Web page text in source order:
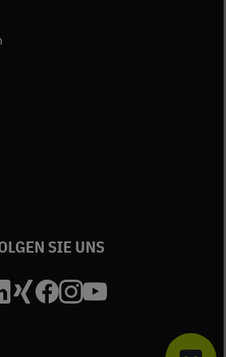
Tab)
SIE UNS
Die Unfallkasse
Die Unfallkasse
Die Unfallkasse
DieDie